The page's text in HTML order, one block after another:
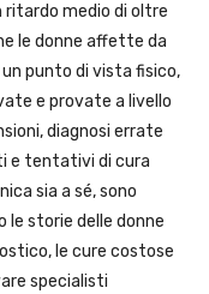
medio di oltre
le donne affette da
punto di vista fisico,
e provate a livello
diagnosi errate
e tentativi di cura
sia a sé, sono
storie delle donne
le cure costose
specialisti